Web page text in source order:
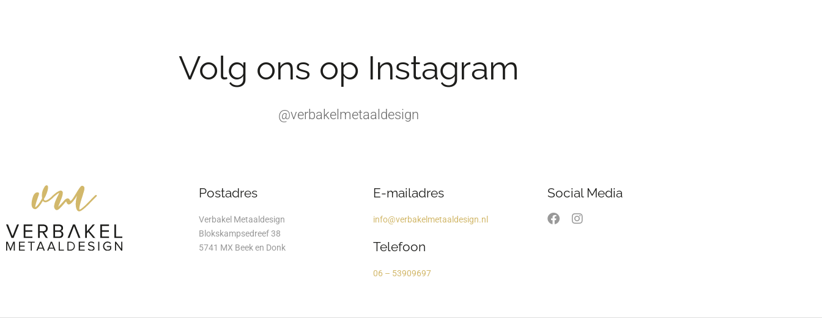
Volg ons op Instagram
@verbakelmetaaldesign
Postadres
Verbakel Metaaldesign
Blokskampsedreef 38
5741 MX Beek en Donk
E-mailadres
info@verbakelmetaaldesign.nl
Telefoon
06 – 53909697
Social Media